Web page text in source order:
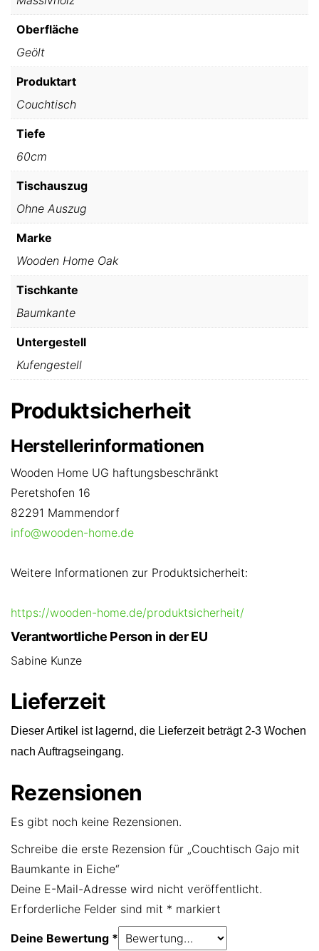
Oberfläche
Geölt
Produktart
Couchtisch
Tiefe
60cm
Tischauszug
Ohne Auszug
Marke
Wooden Home Oak
Tischkante
Baumkante
Untergestell
Kufengestell
Produktsicherheit
Herstellerinformationen
Wooden Home UG haftungsbeschränkt
Peretshofen 16
82291 Mammendorf
info@wooden-home.de
Weitere Informationen zur Produktsicherheit:
https://wooden-home.de/produktsicherheit/
Verantwortliche Person in der EU
Sabine Kunze
Lieferzeit
Dieser Artikel ist lagernd, die Lieferzeit beträgt 2-3 Wochen
nach Auftragseingang.
Rezensionen
Es gibt noch keine Rezensionen.
Schreibe die erste Rezension für „Couchtisch Gajo mit
Baumkante in Eiche“
Deine E-Mail-Adresse wird nicht veröffentlicht.
Erforderliche Felder sind mit * markiert
Deine Bewertung *